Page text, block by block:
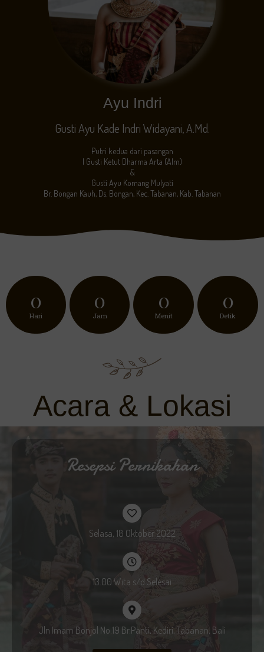
Ayu Indri
Gusti Ayu Kade Indri Widayani, A.Md.
Putri kedua dari pasangan
I Gusti Ketut Dharma Arta (Alm)
&
Gusti Ayu Komang Mulyati
Br. Bongan Kauh, Ds. Bongan, Kec. Tabanan, Kab. Tabanan
0
Hari
0
Jam
0
Menit
0
Detik
Acara & Lokasi
Resepsi Pernikahan
Selasa, 18 Oktober 2022
13.00 Wita s/d Selesai
Jln Imam Bonjol No.19 Br.Panti, Kediri, Tabanan, Bali